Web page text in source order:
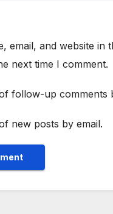
email, and website in
next time I comment.
follow-up comments
new posts by email.